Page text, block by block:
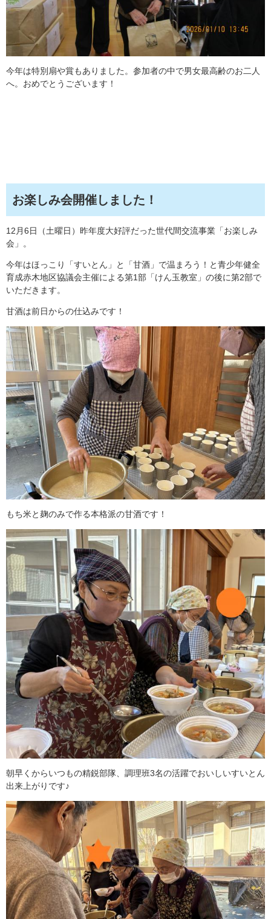
今年は特別扇や賞もありました。参加者の中で男女最高齢のお二人
へ。おめでとうございます！
お楽しみ会開催しました！
12月6日（土曜日）昨年度大好評だった世代間交流事業「お楽しみ
会」。
今年はほっこり「すいとん」と「甘酒」で温まろう！と青少年健全
育成赤木地区協議会主催による第1部「けん玉教室」の後に第2部で
いただきます。
甘酒は前日からの仕込みです！
もち米と麹のみで作る本格派の甘酒です！
朝早くからいつもの精鋭部隊、調理班3名の活躍でおいしいすいとん
出来上がりです♪